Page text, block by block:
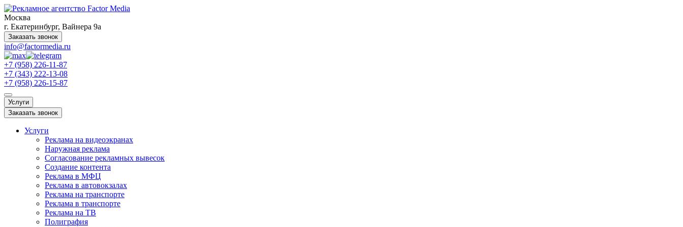
Москва
г. Екатеринбург, Вайнера 9а
Заказать звонок
info@factormedia.ru
+7 (958) 226-11-87
+7 (343) 222-13-08
+7 (958) 226-15-87
Услуги
Заказать звонок
Услуги
Реклама на видеоэкранах
Наружная реклама
Согласование рекламных вывесок
Создание контента
Реклама в МФЦ
Реклама в автовокзалах
Реклама на транспорте
Реклама в транспорте
Реклама на ТВ
Полиграфия